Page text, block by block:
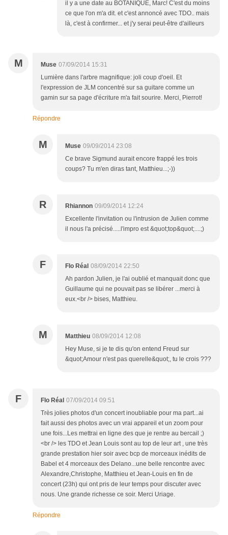
il y a une date au BOTANIQUE, Marc! C'est du moins
ce que l'on m'a dit. et c'est annoncé avec TDO.. mais
là, c'est à confirmer... et j'y serai peut-être d'ailleurs
M Muse 07/09/2014 15:31
Lumière dans l'arbre magnifique: joli coup d'oeil. Et
l'expression de JLM concentré sur sa guitare comme un
gamin sur sa page d'écriture m'a fait sourire. Merci, Pierrot!
Répondre
M Muse 09/09/2014 23:08
Ce brave Sigmund aurait encore frappé les trois
coups? Tu m'en diras tant, Matthieu...;-))
R Rhiannon 09/09/2014 12:24
Excellente l'invitation ou l'intrusion de Julien comme
il nous l'a précisé.....l'impro est &quot;top&quot;....;)
F Flo Réal 08/09/2014 22:50
Ah pardon Julien, je l'ai oublié et manquait donc que
Guillaume qui ne pouvait pas se libérer ...merci à
eux.<br /> bises, Matthieu.
M Matthieu 08/09/2014 12:08
Hey Muse, si je te dis qu'on entend Freud sur
&quot;Amour n'est pas querelle&quot;, tu le crois ???
F Flo Réal 07/09/2014 09:51
Très jolies photos d'un concert inoubliable pour ma part...ai
fait aussi des photos avec un vrai appareil et un zoom pour
une fois...Les mettrai en ligne des que je rentre au bercail ;)
<br /> les TDO et Jean Louis sont au top de leur art , une très
grande prestation hier soir avec bcp de morceaux inédits de
Babel et 4 morceaux des Delano...une belle rencontre avec
Alexandre,Christophe, Matthieu et Jean-Louis en fin de
concert (23h) qui ont pris de leur temps pour discuter avec
nous. Une grande richesse ce soir. Merci Uriage.
Répondre